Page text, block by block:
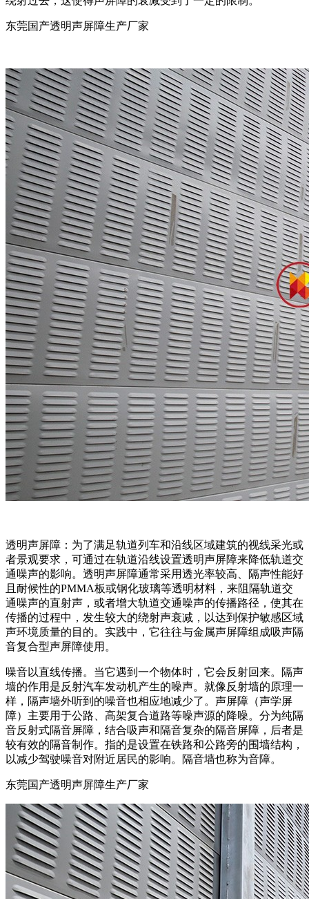
东莞国产透明声屏障生产厂家
透明声屏障：为了满足轨道列车和沿线区域建筑的视线采光或
者景观要求，可通过在轨道沿线设置透明声屏障来降低轨道交
通噪声的影响。透明声屏障通常采用透光率较高、隔声性能好
且耐候性的PMMA板或钢化玻璃等透明材料，来阻隔轨道交
通噪声的直射声，或者增大轨道交通噪声的传播路径，使其在
传播的过程中，发生较大的绕射声衰减，以达到保护敏感区域
声环境质量的目的。实践中，它往往与金属声屏障组成吸声隔
音复合型声屏障使用。
噪音以直线传播。当它遇到一个物体时，它会反射回来。隔声
墙的作用是反射汽车发动机产生的噪声。就像反射墙的原理一
样，隔声墙外听到的噪音也相应地减少了。声屏障（声学屏
障）主要用于公路、高架复合道路等噪声源的降噪。分为纯隔
音反射式隔音屏障，结合吸声和隔音复杂的隔音屏障，后者是
较有效的隔音制作。指的是设置在铁路和公路旁的围墙结构，
以减少驾驶噪音对附近居民的影响。隔音墙也称为音障。
东莞国产透明声屏障生产厂家